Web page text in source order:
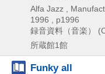
Alfa Jazz ,
1996 , p1996
録音資料（音楽）
所蔵館1館
Funky all